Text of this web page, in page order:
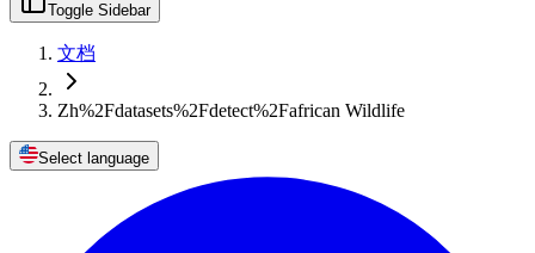
Toggle Sidebar
文档
Zh%2Fdatasets%2Fdetect%2Fafrican Wildlife
Select language